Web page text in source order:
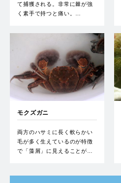
て捕獲される。非常に棘が強
く素手で持つと痛い。…
モクズガニ
両方のハサミに長く軟らかい
毛が多く生えているのが特徴
で「藻屑」に見えることが…